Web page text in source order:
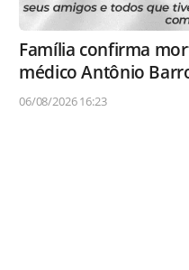
Família confirma
médico Antônio
06/08/2026 16:23